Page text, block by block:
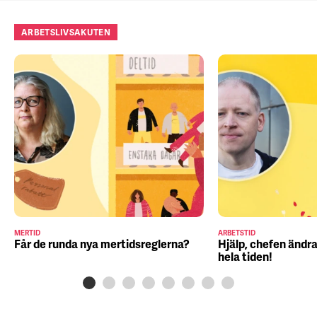
ARBETSLIVSAKUTEN
MERTID
Får de runda nya mertidsreglerna?
ARBETSTID
Hjälp, chefen
hela tiden!